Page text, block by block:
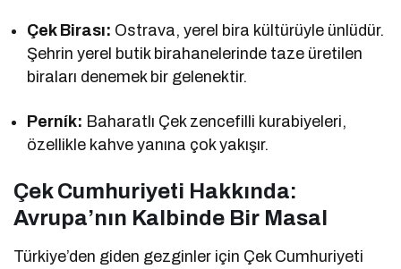
Çek Birası: Ostrava, yerel bira kültürüyle ünlüdür.
Şehrin yerel butik birahanelerinde taze üretilen
biraları denemek bir gelenektir.
Perník: Baharatlı Çek zencefilli kurabiyeleri,
özellikle kahve yanına çok yakışır.
Çek Cumhuriyeti Hakkında:
Avrupa’nın Kalbinde Bir Masal
Türkiye’den giden gezginler için Çek Cumhuriyeti